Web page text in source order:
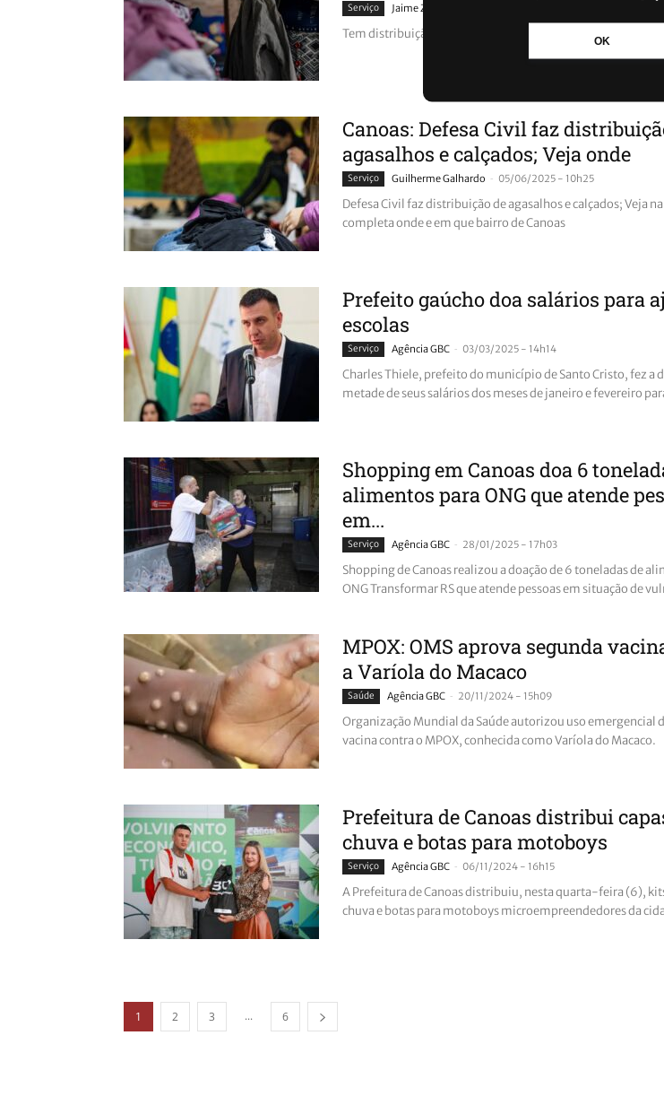
OK
Serviço Jaime Zanatta
Tem distribuição de roupas acontecendo em Canoas; Veja
Canoas: Defesa Civil faz
agasalhos e calçados; Veja onde
Serviço Guilherme Galhardo - 05/06/2025 - 10h25
Defesa Civil faz distribuição de agasalhos e calçados; Veja
completa onde e em que bairro de Canoas
Prefeito gaúcho doa salários para
escolas
Serviço Agência GBC - 03/03/2025 - 14h14
Charles Thiele, prefeito do município de Santo Cristo, fez a
metade de seus salários dos meses de janeiro e fevereiro
Shopping em Canoas doa 6
alimentos para ONG que atende
em...
Serviço Agência GBC - 28/01/2025 - 17h03
Shopping de Canoas realizou a doação de 6 toneladas de
ONG Transformar RS que atende pessoas em situação de
MPOX: OMS aprova segunda
a Varíola do Macaco
Saúde Agência GBC - 20/11/2024 - 15h09
Organização Mundial da Saúde autorizou uso emergencial
vacina contra o MPOX, conhecida como Varíola do Macaco.
Prefeitura de Canoas distribui
chuva e botas para motoboys
Serviço Agência GBC - 06/11/2024 - 16h15
A Prefeitura de Canoas distribuiu, nesta quarta-feira (6),
chuva e botas para motoboys microempreendedores da
1 2 3 ... 6